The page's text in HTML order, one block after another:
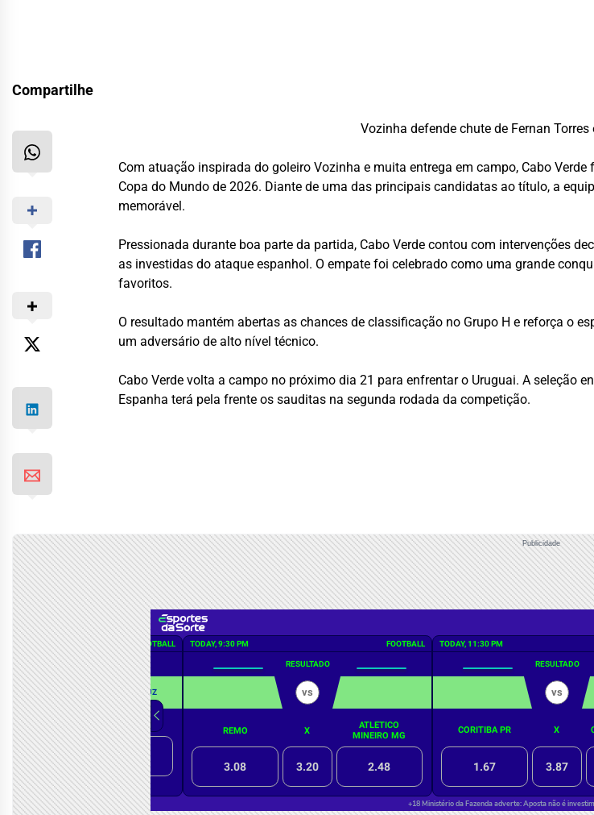
Compartilhe
Vozinha defende chute de Fernan
Com atuação inspirada do goleiro Vozinha e muita entrega em campo, Cabo
Copa do Mundo de 2026. Diante de uma das principais candidatas ao título, a
memorável.
Pressionada durante boa parte da partida, Cabo Verde contou com intervenções
as investidas do ataque espanhol. O empate foi celebrado como uma grande
favoritos.
O resultado mantém abertas as chances de classificação no Grupo H e reforça o
um adversário de alto nível técnico.
Cabo Verde volta a campo no próximo dia 21 para enfrentar o Uruguai. A seleção
Espanha terá pela frente os sauditas na segunda rodada da competição.
Publicidade